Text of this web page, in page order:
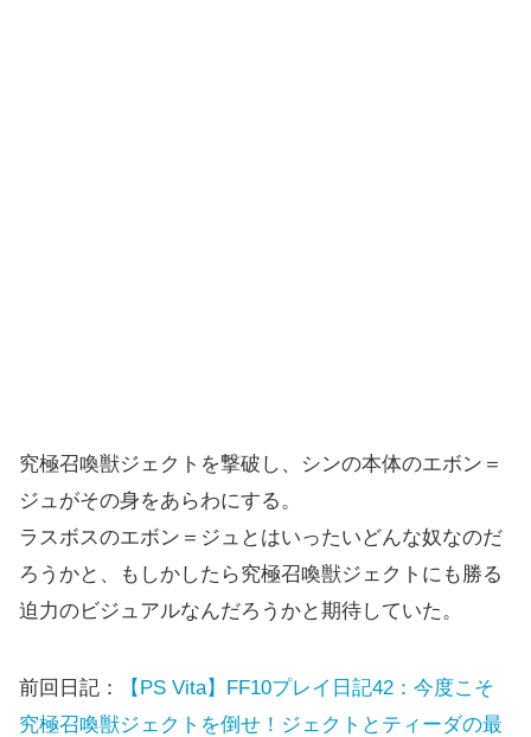
究極召喚獣ジェクトを撃破し、シンの本体のエボン＝
ジュがその身をあらわにする。
ラスボスのエボン＝ジュとはいったいどんな奴なのだ
ろうかと、もしかしたら究極召喚獣ジェクトにも勝る
迫力のビジュアルなんだろうかと期待していた。
前回日記：
【PS Vita】FF10プレイ日記42：今度こそ
究極召喚獣ジェクトを倒せ！ジェクトとティーダの最